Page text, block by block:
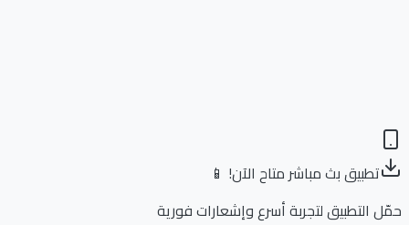
تطبيق بث مباشر متاح الآن! 📱
التطبيق لتجربة أسرع وإشعارات فورية